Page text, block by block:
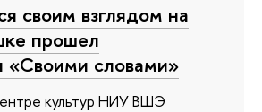
своим взглядом на
прошел
«Своими словами»
культур НИУ ВШЭ